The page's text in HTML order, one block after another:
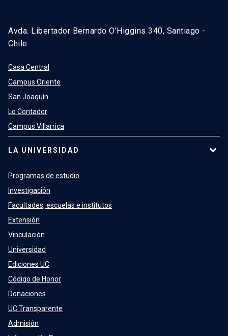
Avda. Libertador Bernardo O’Higgins 340, Santiago -
Chile
Casa Central
Campus Oriente
San Joaquín
Lo Contador
Campus Villarrica
LA UNIVERSIDAD
Programas de estudio
Investigación
Facultades, escuelas e institutos
Extensión
Vinculación
Universidad
Ediciones UC
Código de Honor
Donaciones
UC Transparente
Admisión